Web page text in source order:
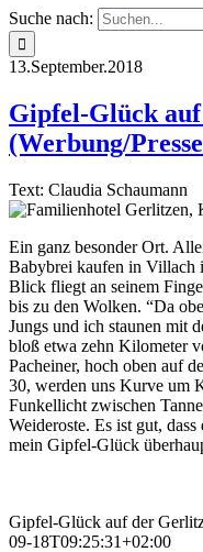
Suche nach:
13.September.2018
Gipfel-Glück
(Werbung/
Text: Claudia Schaumann
Ein ganz besonder Ort.
Babybrei kaufen in Villach
Blick fliegt an seinem
bis zu den Wolken. “Da
Jungs und ich staunen mit
bloß etwa zehn Kilometer
Pacheiner, hoch oben auf
30, werden uns Kurve um
Funkellicht zwischen
Weideroste. Es ist gut,
mein Gipfel-Glück
Gipfel-Glück auf der
09-18T09:25:31+02:00